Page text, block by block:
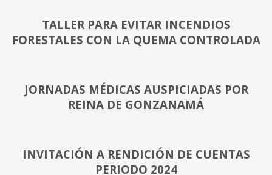
TALLER PARA EVITAR INCENDIOS
FORESTALES CON LA QUEMA CONTROLADA
JORNADAS MÉDICAS AUSPICIADAS POR
REINA DE GONZANAMÁ
INVITACIÓN A RENDICIÓN DE CUENTAS
PERIODO 2024